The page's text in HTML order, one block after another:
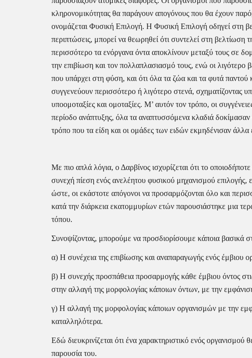
κληρονομικότητας θα παράγουν απογόνους που θα έχουν
ονομάζεται Φυσική Επιλογή. Η Φυσική Επιλογή οδηγεί στη
περιπτώσεις, μπορεί να θεωρηθεί ότι συντελεί στη
περισσότερο τα ενόργανα όντα αποκλίνουν μεταξύ τους σε
την επιβίωση και τον πολλαπλασιασμό τους, ενώ οι λιγότερο
που υπάρχει στη φύση, και ότι όλα τα ζώα και τα φυτά παντού
συγγενεύουν περισσότερο ή λιγότερο στενά, σχηματίζοντας
υποομοταξίες και ομοταξίες. Μ’ αυτόν τον τρόπο, οι
περίοδο ανάπτυξης, όλα τα αναπτυσσόμενα κλαδιά
τρόπο που τα είδη και οι ομάδες των ειδών εκμηδένισαν
Με πιο απλά λόγια, ο Δαρβίνος ισχυρίζεται ότι το
συνεχή πίεση ενός ανελέητου φυσικού μηχανισμού επιλογής,
ώστε, οι εκάστοτε απόγονοι να προσαρμόζονται όλο και
κατά την διάρκεια εκατομμυρίων ετών παρουσιάστηκε μια
τόπου.
Συνοψίζοντας, μπορούμε να προσδιορίσουμε κάποια βασικά
α) Η συνέχεια της επιβίωσης και αναπαραγωγής ενός έμβιου
β) Η συνεχής προσπάθεια προσαρμογής κάθε έμβιου όντος
στην αλλαγή της μορφολογίας κάποιων όντων, με την
γ) Η αλλαγή της μορφολογίας κάποιων οργανισμών με την
καταλληλότερα.
Εδώ διευκρινίζεται ότι ένα χαρακτηριστικό ενός
παρουσία του.